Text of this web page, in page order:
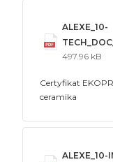
ALEXE_10-
497.96 kB
Certyfikat
ceramika
ALEXE_10-